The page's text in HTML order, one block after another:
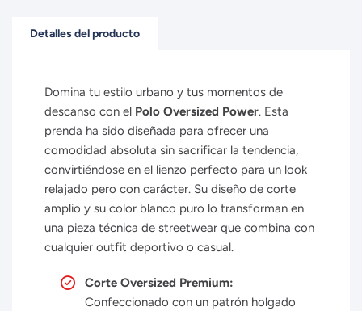
Detalles del producto
Domina tu estilo urbano y tus momentos de
descanso con el Polo Oversized Power. Esta
prenda ha sido diseñada para ofrecer una
comodidad absoluta sin sacrificar la tendencia,
convirtiéndose en el lienzo perfecto para un look
relajado pero con carácter. Su diseño de corte
amplio y su color blanco puro lo transforman en
una pieza técnica de streetwear que combina con
cualquier outfit deportivo o casual.
Corte Oversized Premium:
Confeccionado con un patrón holgado